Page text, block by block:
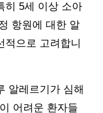
히 5세 이상 소아
항원에 대한 알
으로 고려합니
알레르기가 심해
어려운 환자들